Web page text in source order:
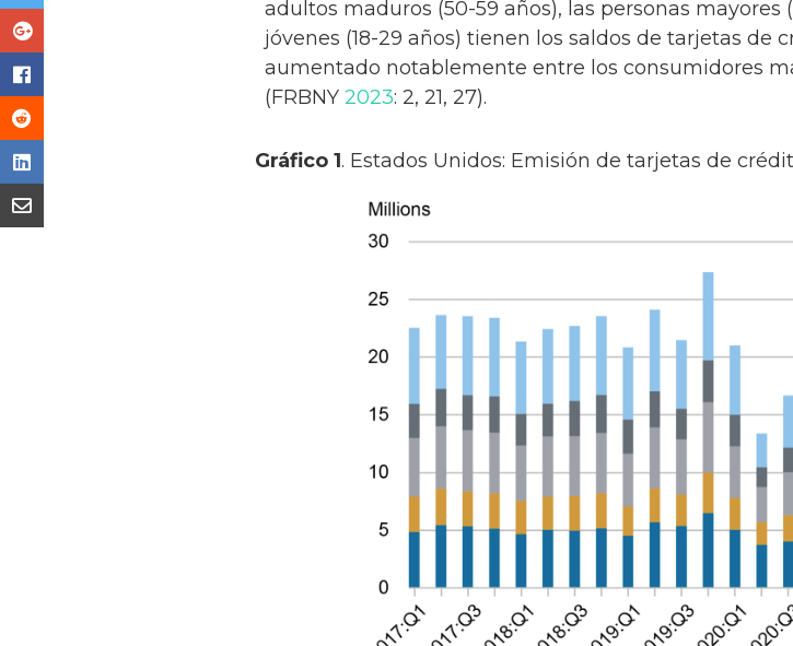
adultos maduros (50-59 años), las personas
jóvenes (18-29 años) tienen los saldos de tarjetas de
aumentado notablemente entre los consumidores
(FRBNY 2023: 2, 21, 27).
Gráfico 1. Estados Unidos: Emisión de tarjetas de